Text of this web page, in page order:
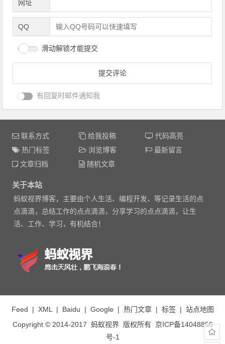
*
邮箱 *
QQ
有回复时邮件通知我
联系方式 给我投稿
代码高亮
热门标签
浏览博客
最新留言
文章归档
随机文章
关于本站
蚂蚁视界博客，主要由个人生活、编程开发、等记录生活的点